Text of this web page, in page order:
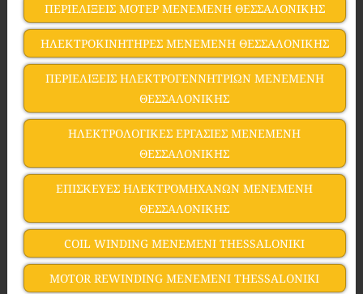
ΠΕΡΙΕΛΙΞΕΙΣ ΜΟΤΕΡ ΜΕΝΕΜΕΝΗ ΘΕΣΣΑΛΟΝΙΚΗΣ
ΗΛΕΚΤΡΟΚΙΝΗΤΗΡΕΣ ΜΕΝΕΜΕΝΗ ΘΕΣΣΑΛΟΝΙΚΗΣ
ΠΕΡΙΕΛΙΞΕΙΣ ΗΛΕΚΤΡΟΓΕΝΝΗΤΡΙΩΝ ΜΕΝΕΜΕΝΗ
ΘΕΣΣΑΛΟΝΙΚΗΣ
ΗΛΕΚΤΡΟΛΟΓΙΚΕΣ ΕΡΓΑΣΙΕΣ ΜΕΝΕΜΕΝΗ
ΘΕΣΣΑΛΟΝΙΚΗΣ
ΕΠΙΣΚΕΥΕΣ ΗΛΕΚΤΡΟΜΗΧΑΝΩΝ ΜΕΝΕΜΕΝΗ
ΘΕΣΣΑΛΟΝΙΚΗΣ
COIL WINDING MENEMENI THESSALONIKI
MOTOR REWINDING MENEMENI THESSALONIKI